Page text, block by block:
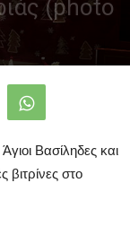
(photo
Βασίληδες και
βιτρίνες στο